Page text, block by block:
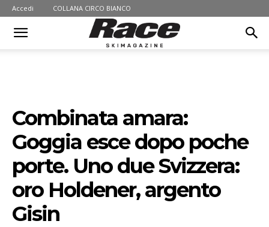
Accedi COLLANA CIRCO BIANCO
Combinata amara:
Goggia esce dopo poche
porte. Uno due Svizzera:
oro Holdener, argento
Gisin